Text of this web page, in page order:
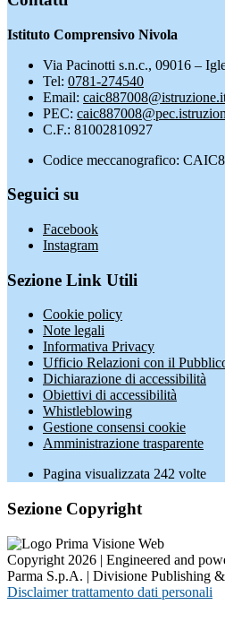
Istituto Comprensivo Nivola
Via Pacinotti s.n.c., 09016 –
Tel: 0781-274540
Email:
PEC:
C.F.: 81002810927
Codice meccanografico:
Seguici su
Facebook
Instagram
Sezione Link Utili
Cookie policy
Note legali
Informativa Privacy
Ufficio Relazioni con il
Dichiarazione di accessibilità
Obiettivi di accessibilità
Whistleblowing
Gestione consensi cookie
Amministrazione trasparente
Pagina visualizzata 242 volte
Sezione Copyright
Copyright 2026 | Engineered and
Parma S.p.A. | Divisione Publishing
Disclaimer trattamento dati personali